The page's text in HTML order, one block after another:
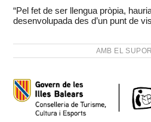
“Pel fet de ser llengua pròpia,
desenvolupada des d’un punt de
AMB EL